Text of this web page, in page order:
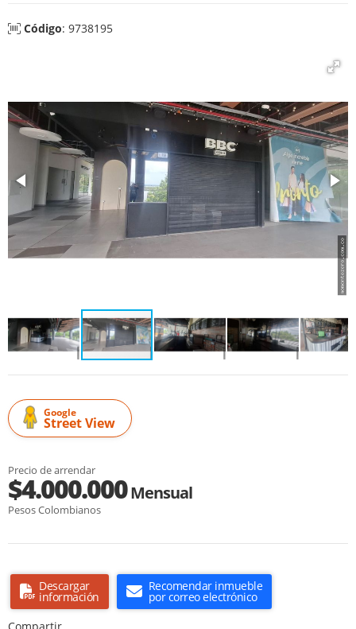
Código: 9738195
Google
Street View
Precio de arrendar
$4.000.000Mensual
Pesos Colombianos
Descargar
información
Recomendar inmueble
por correo electrónico